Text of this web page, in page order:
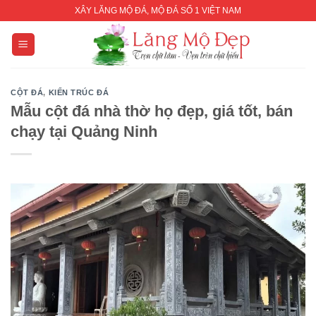
content
XÂY LĂNG MỘ ĐÁ, MỘ ĐÁ SỐ 1 VIỆT NAM
CỘT ĐÁ, KIẾN TRÚC ĐÁ
Mẫu cột đá nhà thờ họ đẹp, giá tốt, bán
chạy tại Quảng Ninh